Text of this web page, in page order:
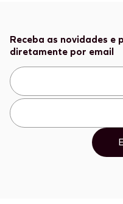
Receba as novidades e
diretamente por email